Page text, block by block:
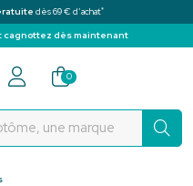
dès 69 € d’achat*
dès maintenant
des Rochettes Votre
0